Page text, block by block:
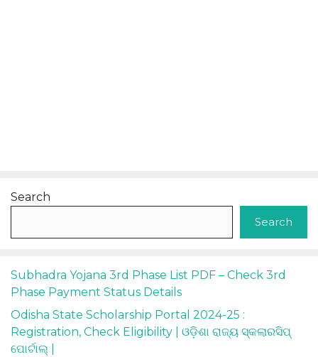
Search
Search
Subhadra Yojana 3rd Phase List PDF – Check 3rd
Phase Payment Status Details
Odisha State Scholarship Portal 2024-25 :
Registration, Check Eligibility | ଓଡ଼ିଶା ରାଜ୍ୟ ସ୍କଲାରସିପ୍
ପୋର୍ଟାଲ୍ |